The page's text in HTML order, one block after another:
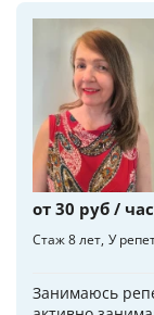
от 30 руб / час
Стаж 8 лет У
Занимаюсь